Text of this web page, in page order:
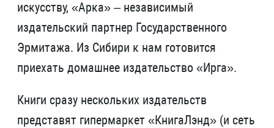
искусству, «Арка» – независимый
издательский партнер Государственного
Эрмитажа. Из Сибири к нам готовится
приехать домашнее издательство «Ирга».
Книги сразу нескольких издательств
представят гипермаркет «КнигаЛэнд» (и сеть